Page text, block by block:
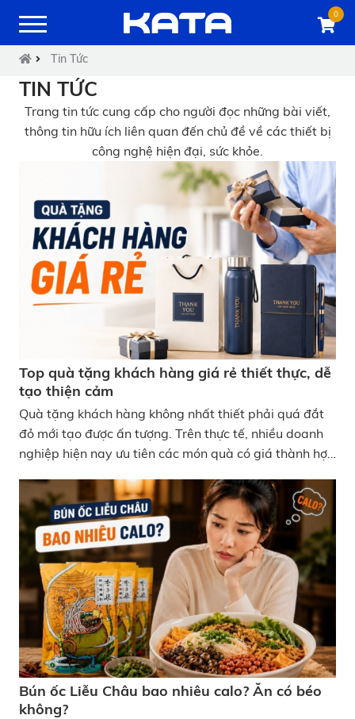
0
Tin Tức
TIN TỨC
Trang tin tức cung cấp cho người đọc những bài viết,
thông tin hữu ích liên quan đến chủ đề về các thiết bị
công nghệ hiện đại, sức khỏe.
Top quà tặng khách hàng giá rẻ thiết thực, dễ
tạo thiện cảm
Quà tặng khách hàng không nhất thiết phải quá đắt
đỏ mới tạo được ấn tượng. Trên thực tế, nhiều doanh
nghiệp hiện nay ưu tiên các món quà có giá thành hợp
nhóm khách hàng khác nhau. Nếu đang tìm kiếm các
mẫu quà tặng khách hàng giá rẻ nhưng vẫn đủ chỉn
chu và dễ tạo thiện cảm, dưới đây là những gợi ý được
nhiều doanh nghiệp lựa chọn hiện nay. Top quà tặng
khách hàng giá rẻ thiết thực, dễ tạo thiện cảm
Bún ốc Liễu Châu bao nhiêu calo? Ăn có béo
không?